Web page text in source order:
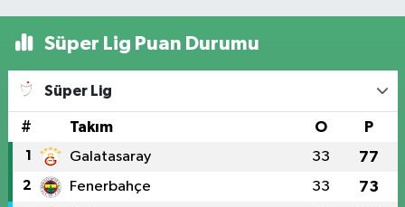
Süper Lig Puan Durumu
Süper Lig
# Takım O P
1 Galatasaray 33 77
2 Fenerbahçe 33 73